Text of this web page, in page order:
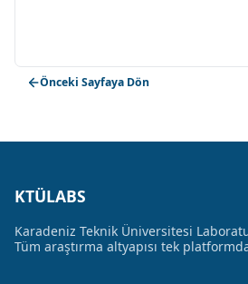
Önceki Sayfaya Dön
KTÜLABS
Karadeniz Teknik Üniversitesi
Tüm araştırma altyapısı tek